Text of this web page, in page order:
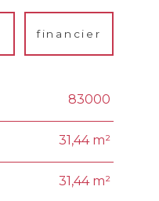
financier
83000
31,44 m²
31,44 m²